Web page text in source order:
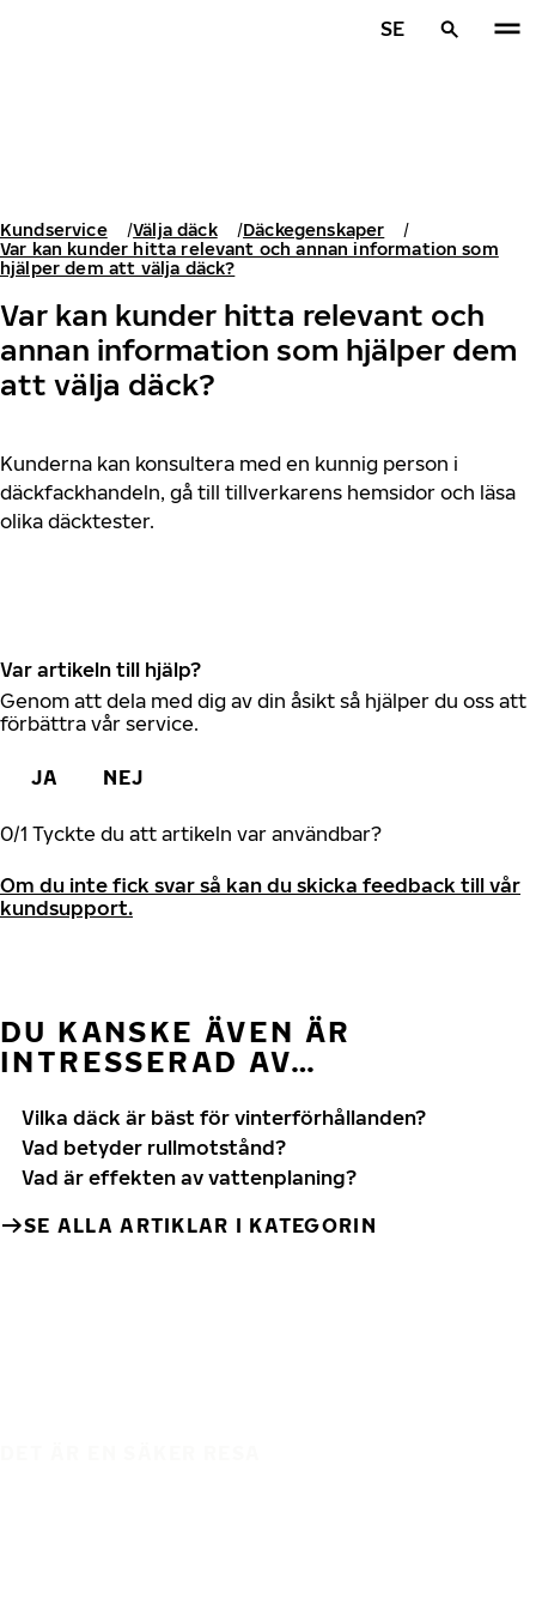
SE
Kundservice Välja däck
Däckegenskaper
Var kan kunder hitta relevant och annan information som
hjälper dem att välja däck?
Var kan kunder hitta relevant och
annan information som hjälper dem
att välja däck?
Kunderna kan konsultera med en kunnig person i
däckfackhandeln, gå till tillverkarens hemsidor och läsa
olika däcktester.
Var artikeln till hjälp?
Genom att dela med dig av din åsikt så hjälper du oss att
förbättra vår service.
JA NEJ
0/1 Tyckte du att artikeln var användbar?
Om du inte fick svar så kan du skicka feedback till vår
kundsupport.
DU KANSKE ÄVEN ÄR
INTRESSERAD AV…
Vilka däck är bäst för vinterförhållanden?
Vad betyder rullmotstånd?
Vad är effekten av vattenplaning?
SE ALLA ARTIKLAR I KATEGORIN